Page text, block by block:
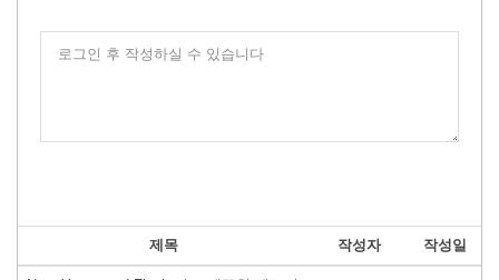
로그인 후 작성하실 수 있습니다
제목 작성자 작성일